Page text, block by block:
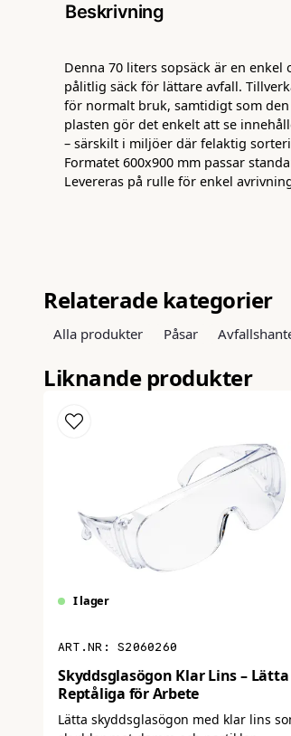
Beskrivning
Denna 70 liters sopsäck är en
pålitlig säck för lättare avfall.
för normalt bruk, samtidigt som
plasten gör det enkelt att se
– särskilt i miljöer där felaktig
Formatet 600x900 mm passar
Levereras på rulle för enkel
Relaterade kategorier
Alla produkter Påsar
Liknande produkter
I lager
S2060260
Skyddsglasögon Klar Lins –
Reptåliga för Arbete
Lätta skyddsglasögon med klar lins